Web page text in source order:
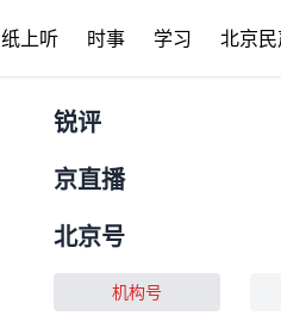
纸上听 时事 学习 北京
锐评
京直播
北京号
机构号